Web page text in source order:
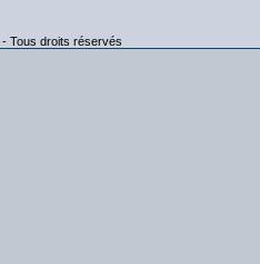
- Tous droits réservés